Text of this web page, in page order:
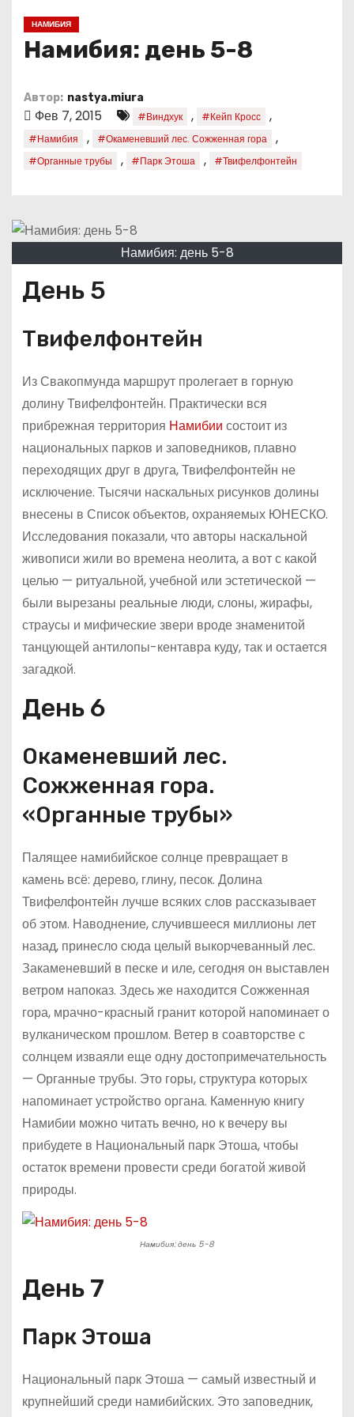
НАМИБИЯ
Намибия: день 5-8
Автор: nastya.miura
Фев 7, 2015 #Виндхук , #Кейп Кросс ,
#Намибия , #Окаменевший лес. Сожженная гора ,
#Органные трубы , #Парк Этоша , #Твифелфонтейн
Намибия: день 5-8
День 5
Твифелфонтейн
Из Свакопмунда маршрут пролегает в горную
долину Твифелфонтейн. Практически вся
прибрежная территория Намибии состоит из
национальных парков и заповедников, плавно
переходящих друг в друга, Твифелфонтейн не
исключение. Тысячи наскальных рисунков долины
внесены в Список объектов, охраняемых ЮНЕСКО.
Исследования показали, что авторы наскальной
живописи жили во времена неолита, а вот с какой
целью — ритуальной, учебной или эстетической —
были вырезаны реальные люди, слоны, жирафы,
страусы и мифические звери вроде знаменитой
танцующей антилопы-кентавра куду, так и остается
загадкой.
День 6
Окаменевший лес.
Сожженная гора.
«Органные трубы»
Палящее намибийское солнце превращает в
камень всё: дерево, глину, песок. Долина
Твифелфонтейн лучше всяких слов рассказывает
об этом. Наводнение, случившееся миллионы лет
назад, принесло сюда целый выкорчеванный лес.
Закаменевший в песке и иле, сегодня он выставлен
ветром напоказ. Здесь же находится Сожженная
гора, мрачно-красный гранит которой напоминает о
вулканическом прошлом. Ветер в соавторстве с
солнцем изваяли еще одну достопримечательность
— Органные трубы. Это горы, структура которых
напоминает устройство органа. Каменную книгу
Намибии можно читать вечно, но к вечеру вы
прибудете в Национальный парк Этоша, чтобы
остаток времени провести среди богатой живой
природы.
Намибия: день 5-8
День 7
Парк Этоша
Национальный парк Этоша — самый известный и
крупнейший среди намибийских. Это заповедник,